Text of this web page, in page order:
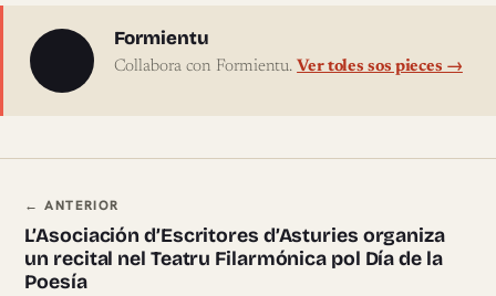
Sobre l'autor
Formientu
Collabora con Formientu.Ver toles sos pieces →
Navegación ente pieces
← ANTERIOR
L’Asociación d’Escritores d’Asturies organiza
un recital nel Teatru Filarmónica pol Día de la
Poesía